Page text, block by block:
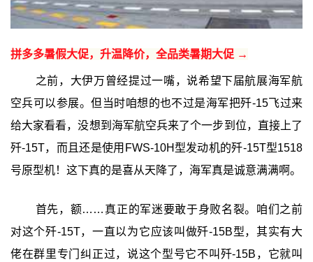
拼多多暑假大促，升温降价，全品类暑期大促 →
之前，大伊万曾经提过一嘴，说希望下届航展海军航
空兵可以参展。但当时咱想的也不过是海军把歼-15飞过来
给大家看看，没想到海军航空兵来了个一步到位，直接上了
歼-15T，而且还是使用FWS-10H型发动机的歼-15T型1518
号原型机！这下真的是喜从天降了，海军真是诚意满满啊。
首先，额……真正的军迷要敢于身败名裂。咱们之前
对这个歼-15T，一直以为它应该叫做歼-15B型，其实有大
佬在群里专门纠正过，说这个型号它不叫歼-15B，它就叫